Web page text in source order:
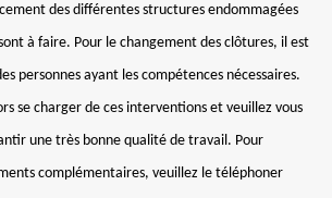
des différentes structures endommagées
à faire. Pour le changement des clôtures, il est
personnes ayant les compétences nécessaires.
se charger de ces interventions et veuillez vous
une très bonne qualité de travail. Pour
complémentaires, veuillez le téléphoner